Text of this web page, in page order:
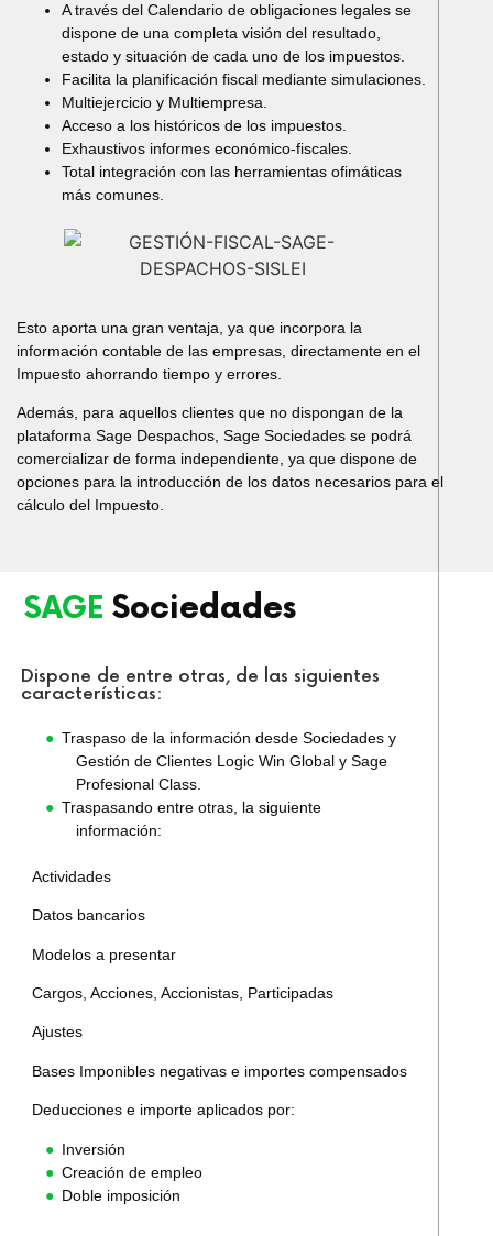
A través del Calendario de obligaciones legales se
dispone de una completa visión del resultado,
estado y situación de cada uno de los impuestos.
Facilita la planificación fiscal mediante simulaciones.
Multiejercicio y Multiempresa.
Acceso a los históricos de los impuestos.
Exhaustivos informes económico-fiscales.
Total integración con las herramientas ofimáticas
más comunes.
Esto aporta una gran ventaja, ya que incorpora la
información contable de las empresas, directamente en el
Impuesto ahorrando tiempo y errores.
Además, para aquellos clientes que no dispongan de la
plataforma Sage Despachos, Sage Sociedades se podrá
comercializar de forma independiente, ya que dispone de
opciones para la introducción de los datos necesarios para el
cálculo del Impuesto.
SAGE Sociedades
Dispone de entre otras, de las siguientes
características:
Traspaso de la información desde Sociedades y
Gestión de Clientes Logic Win Global y Sage
Profesional Class.
Traspasando entre otras, la siguiente
información:
Actividades
Datos bancarios
Modelos a presentar
Cargos, Acciones, Accionistas, Participadas
Ajustes
Bases Imponibles negativas e importes compensados
Deducciones e importe aplicados por:
Inversión
Creación de empleo
Doble imposición